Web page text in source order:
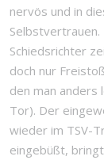
nervös und in
Selbstvertrauen.
Schiedsrichter
doch nur
den man anders
Tor). Der
wieder im TSV-
eingebüßt,